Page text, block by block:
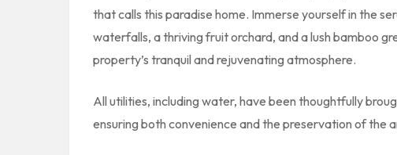
that calls this paradise home. Immerse yourself in the
waterfalls, a thriving fruit orchard, and a lush bamboo
property’s tranquil and rejuvenating atmosphere.
All utilities, including water, have been thoughtfully
ensuring both convenience and the preservation of the